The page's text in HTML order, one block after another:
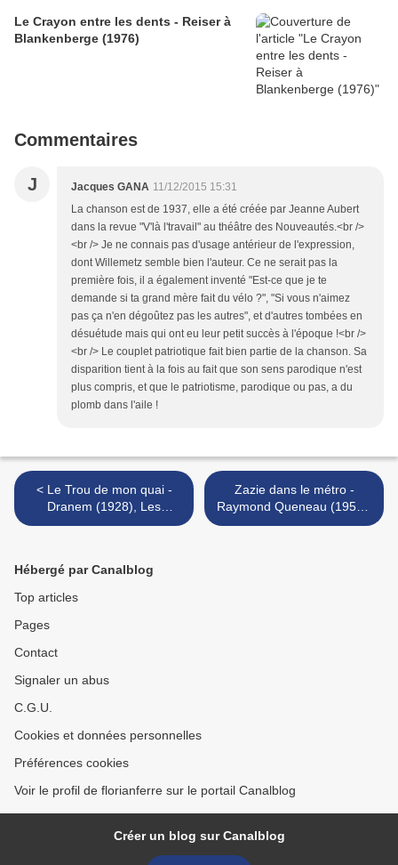
Le Crayon entre les dents - Reiser à
Blankenberge (1976)
Commentaires
J Jacques GANA 11/12/2015 15:31
La chanson est de 1937, elle a été créée par Jeanne Aubert
dans la revue "V'là l'travail" au théâtre des Nouveautés.<br />
<br /> Je ne connais pas d'usage antérieur de l'expression,
dont Willemetz semble bien l'auteur. Ce ne serait pas la
première fois, il a également inventé "Est-ce que je te
demande si ta grand mère fait du vélo ?", "Si vous n'aimez
pas ça n'en dégoûtez pas les autres", et d'autres tombées en
désuétude mais qui ont eu leur petit succès à l'époque !<br />
<br /> Le couplet patriotique fait bien partie de la chanson. Sa
disparition tient à la fois au fait que son sens parodique n'est
plus compris, et que le patriotisme, parodique ou pas, a du
plomb dans l'aile !
< Le Trou de mon quai -
Dranem (1928), Les
Charlots (1971)
Zazie dans le métro -
Raymond Queneau (1959),
Louis Malle (1960) >
Hébergé par Canalblog
Top articles
Pages
Contact
Signaler un abus
C.G.U.
Cookies et données personnelles
Préférences cookies
Voir le profil de florianferre sur le portail Canalblog
Créer un blog sur Canalblog